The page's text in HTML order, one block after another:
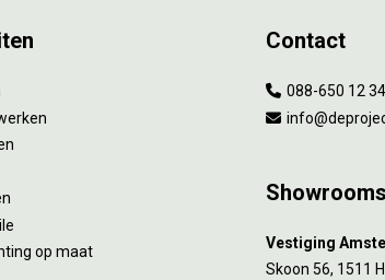
op maat
Contact
088-650 12 34
Showrooms
Vestiging
Skoon 56, 1511